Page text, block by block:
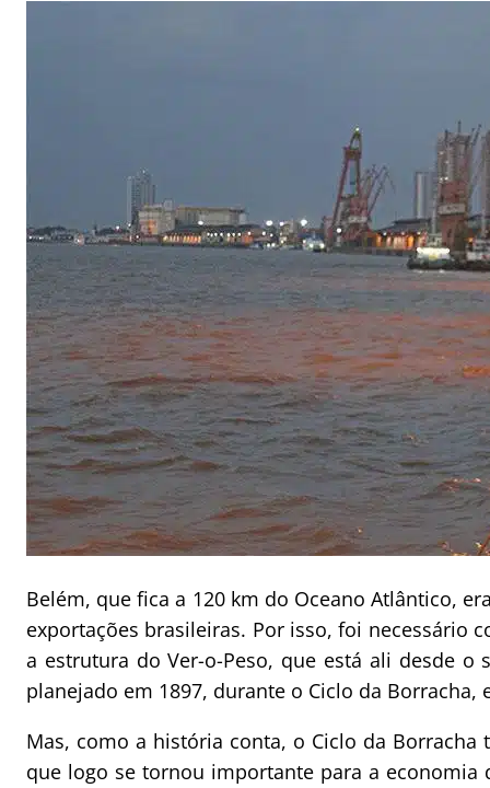
Belém, que fica a 120 km do Oceano Atlântico,
exportações brasileiras. Por isso, foi necessário
a estrutura do Ver-o-Peso, que está ali desde
planejado em 1897, durante o Ciclo da
Mas, como a história conta, o Ciclo da
que logo se tornou importante para a